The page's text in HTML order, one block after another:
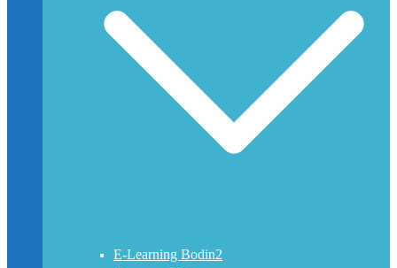
E-Learning Bodin2